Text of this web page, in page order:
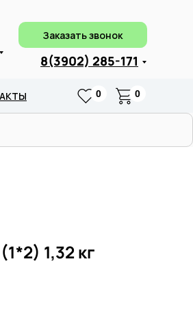
8(3902) 285-171
Заказать звонок
0
0
1,32 кг